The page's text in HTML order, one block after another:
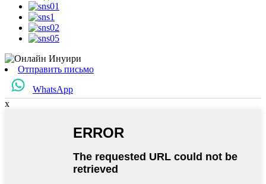
Отправить письмо
WhatsApp
x